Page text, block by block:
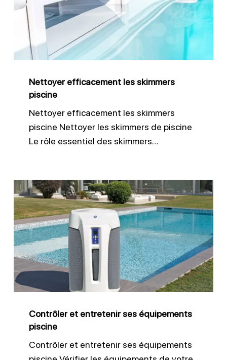
skimmers
piscine
Nettoyer efficacement les skimmers
piscine
Nettoyer efficacement les skimmers
piscine Nettoyer les skimmers de piscine
Le rôle essentiel des skimmers…
Contrôler
et
entretenir
ses
équipements
piscine
Contrôler et entretenir ses équipements
piscine
Contrôler et entretenir ses équipements